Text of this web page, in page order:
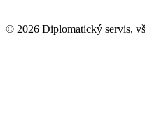
© 2026 Diplomatický servis,